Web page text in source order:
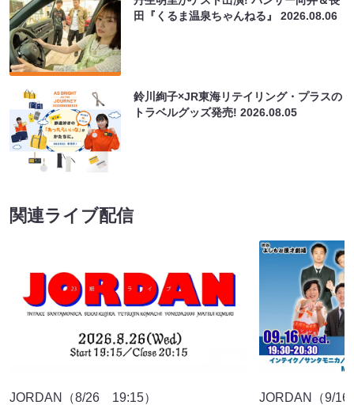
田『くるま温泉ちゃんねる』2026.08.06
鈴川絢子×JR東海リテイリング・プラスの
トラベルグッズ発売!2026.08.05
関連ライブ配信
JORDAN（8/26 19:15）
JORDAN（9/